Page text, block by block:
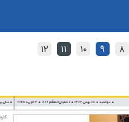
۸ ۹ ۱۰ ۱۱ ۱۲